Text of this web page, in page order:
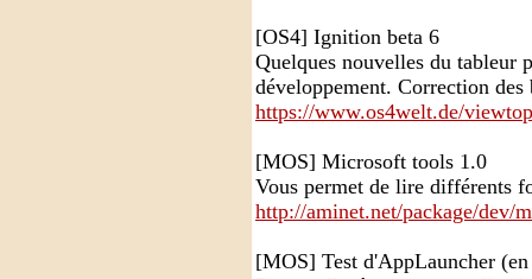
[OS4] Ignition beta 6
Quelques nouvelles du tableur
développement. Correction des
https://www.os4welt.de/
[MOS] Microsoft tools 1.0
Vous permet de lire différents
http://aminet.net/package/dev/
[MOS] Test d'AppLauncher